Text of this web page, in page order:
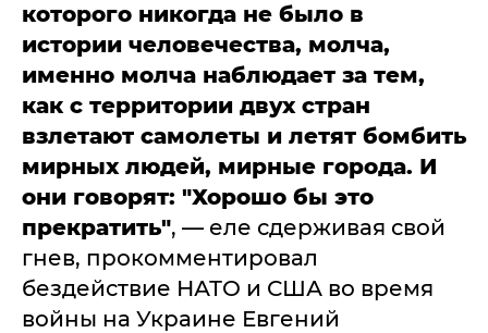
которого никогда не было в
истории человечества, молча,
именно молча наблюдает за тем,
как с территории двух стран
взлетают самолеты и летят бомбить
мирных людей, мирные города. И
они говорят: "Хорошо бы это
прекратить", — еле сдерживая свой
гнев, прокомментировал
бездействие НАТО и США во время
войны на Украине Евгений